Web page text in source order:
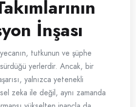
İnşası
tutkunun ve şüphe
sürdüğü yerlerdir. Ancak, bir
yalnızca yetenekli
zeka ile değil, aynı zamanda